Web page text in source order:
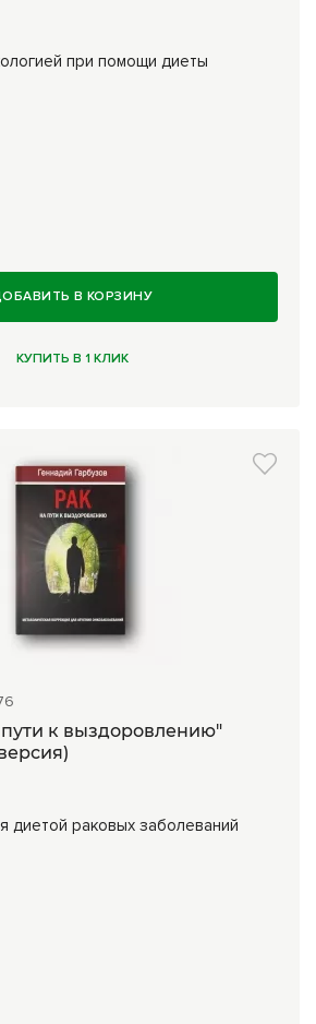
при помощи диеты
В КОРЗИНУ
КУПИТЬ В 1 КЛИК
к выздоровлению"
диетой раковых заболеваний